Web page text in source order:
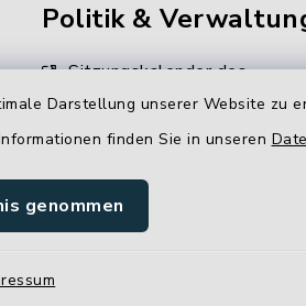
Darstellung unserer Website zu
finden Sie in unseren
genommen
Politik &
Sitzungskalender des
Gemeinderates
Unsere
Stellenangebote